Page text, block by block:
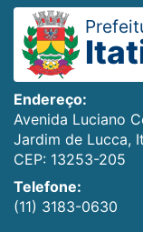
Endereço:
Avenida Luciano
Jardim de Lucca,
CEP: 13253-205
Telefone:
(11) 3183-0630